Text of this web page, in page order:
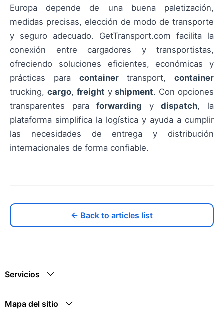
Europa depende de una buena paletización,
medidas precisas, elección de modo de transporte
y seguro adecuado. GetTransport.com facilita la
conexión entre cargadores y transportistas,
ofreciendo soluciones eficientes, económicas y
prácticas para containertransport, container
trucking, cargo, freight yshipment. Con opciones
transparentes paraforwarding ydispatch, la
plataforma simplifica la logística y ayuda a cumplir
las necesidades de entrega y distribución
internacionales de forma confiable.
← Back to articles list
Servicios
Mapa del sitio